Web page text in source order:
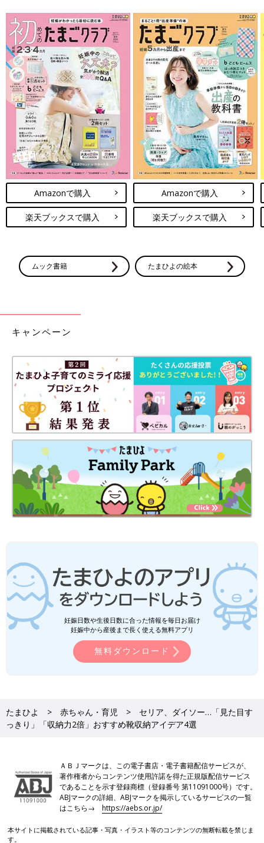
Amazonで購入
楽天ブックスで購入
Amazonで購入
楽天ブックスで購入
ムック書籍 たまひよの絵本
キャンペーン
妊娠日数や生後日数に合った情報を毎日お届け
妊娠中から産後まで長く使える無料アプリ
無料ダウンロード
たまひよ 赤ちゃん・育児
セリア、ダイソー…「見た目す
っきり」「収納力2倍」おすすめ靴収納アイデア4選
ＡＢＪマークは、この電子書店・電子書籍配信サービスが、
著作権者からコンテンツ使用許諾を得た正規版配信サービス
であることを示す登録商標（登録番号 第11091000号）です。
ABJマークの詳細、ABJマークを掲示しているサービスの一覧
はこちら→https://aebs.or.jp/
本サイトに掲載されている記事・写真・イラスト等のコンテンツの無断転載を禁じま
す。